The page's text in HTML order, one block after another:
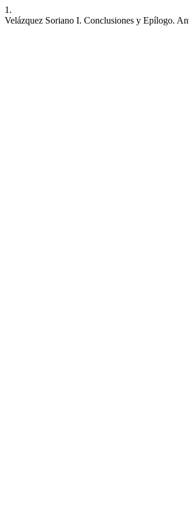
1.
Velázquez Soriano I. Conclusiones y Epílogo.